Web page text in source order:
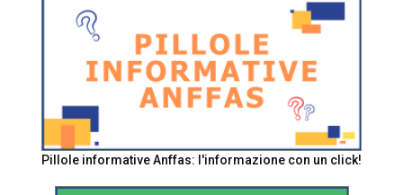
Pillole informative Anffas: l'informazione con un click!